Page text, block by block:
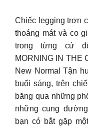
Chiếc legging trơn
thoáng mát và co
trong từng cử
MORNING IN THE
New Normal Tận
buổi sáng, trên
băng qua những
những cung
bạn có bắt gặp